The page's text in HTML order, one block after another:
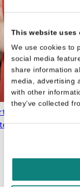
This website uses
We use cookies to
social media
share information
media, advertising
with other
they’ve collected
Verhulst
13 - Tijdreizen €